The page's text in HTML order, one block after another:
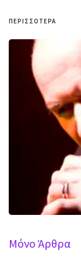
ΠΕΡΙΣΣΌΤΕΡΑ
Mόνο Άρθρα